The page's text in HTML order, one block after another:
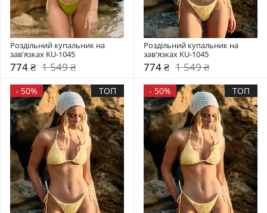
Роздільний купальник на
зав'язках KU-1045
774 ₴ 1 549 ₴
Роздільний купальник на
зав'язках KU-1045
774 ₴ 1 549 ₴
- 50% ТОП - 50% ТОП